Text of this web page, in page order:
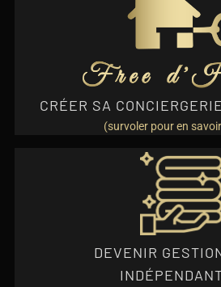
CRÉER SA
(survoler pour en
En rejoignant le réseau Free d’Home,
indépendante et restez seul maître à
EN SAVOIR
DEVENIR
Être gestionnaire indépendant (e) vous
lien avec eux et vous aide à
EN SAVOIR